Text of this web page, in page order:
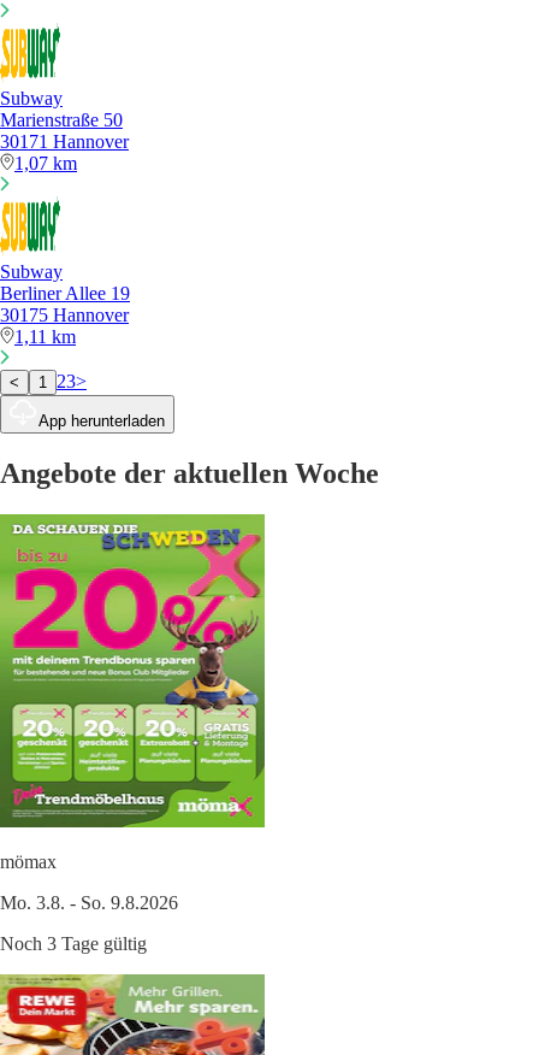
Subway
Marienstraße 50
30171 Hannover
1,07 km
Subway
Berliner Allee 19
30175 Hannover
1,11 km
< 1 23>
App herunterladen
Angebote der aktuellen Woche
mömax
Mo. 3.8. - So. 9.8.2026
Noch 3 Tage gültig